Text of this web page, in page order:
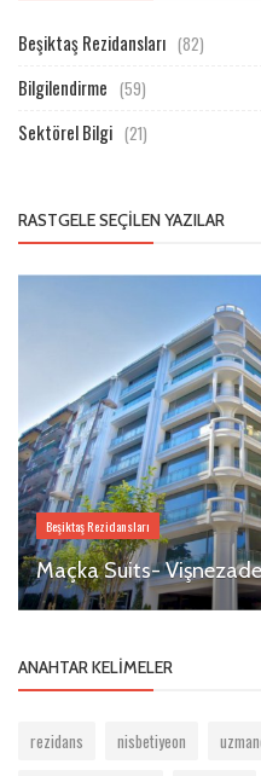
Beşiktaş Rezidansları (82)
Bilgilendirme (59)
Sektörel Bilgi (21)
RASTGELE SEÇILEN YAZILAR
Beşiktaş Rezidansları
Maçka Suits- Vişnezade
ANAHTAR KELIMELER
rezidans nisbetiyeon